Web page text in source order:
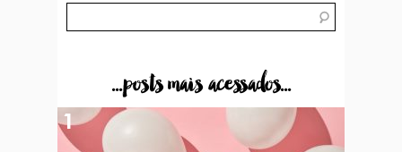
...posts mais acessados...
1